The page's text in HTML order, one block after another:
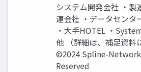
システム開発会社 ・製
連会社 ・データセンタ
・大手HOTEL ・
他 （詳細は、補足資料
©2024 Spline-
Reserved